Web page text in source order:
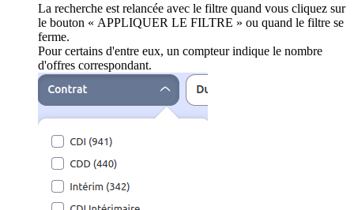
La recherche est relancée avec le filtre quand vous cliquez sur
le bouton « APPLIQUER LE FILTRE » ou quand le filtre se
ferme.
Pour certains d'entre eux, un compteur indique le nombre
d'offres correspondant.